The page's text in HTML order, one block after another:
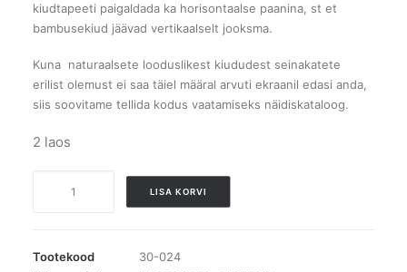
kiudtapeeti paigaldada ka horisontaalse paanina, st et
bambusekiud jäävad vertikaalselt jooksma.
Kuna naturaalsete looduslikest kiududest seinakatete
erilist olemust ei saa täiel määral arvuti ekraanil edasi anda,
siis soovitame tellida kodus vaatamiseks näidiskataloog.
2 laos
kogus
LISA KORVI
Tootekood
30-024